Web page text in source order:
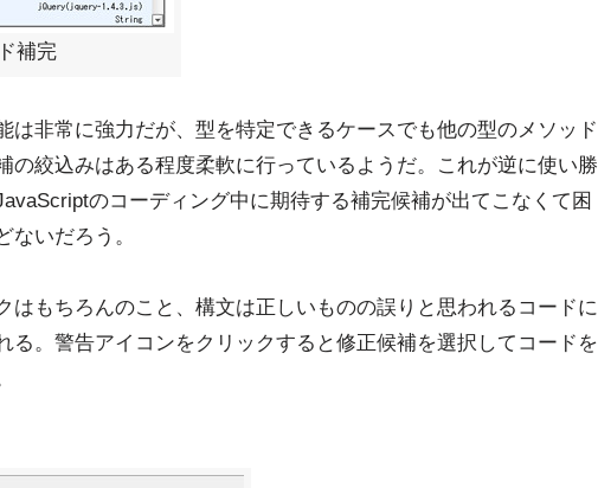
補完
は非常に強力だが、型を特定できるケースでも他の型のメソッド
の絞込みはある程度柔軟に行っているようだ。これが逆に使い勝
のコーディング中に期待する補完候補が出てこなくて困
ないだろう。
はもちろんのこと、構文は正しいものの誤りと思われるコードに
る。警告アイコンをクリックすると修正候補を選択してコードを